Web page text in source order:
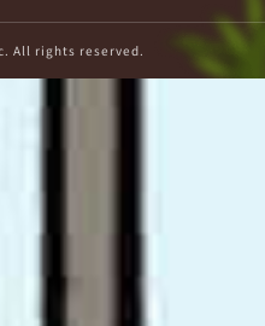
All rights reserved.